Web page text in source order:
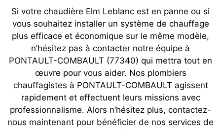
Si votre chaudière Elm Leblanc est en panne ou si
vous souhaitez installer un système de chauffage
plus efficace et économique sur le même modèle,
n’hésitez pas à contacter notre équipe à
PONTAULT-COMBAULT (77340) qui mettra tout en
œuvre pour vous aider. Nos plombiers
chauffagistes à PONTAULT-COMBAULT agissent
rapidement et effectuent leurs missions avec
professionnalisme. Alors n’hésitez plus, contactez-
nous maintenant pour bénéficier de nos services de